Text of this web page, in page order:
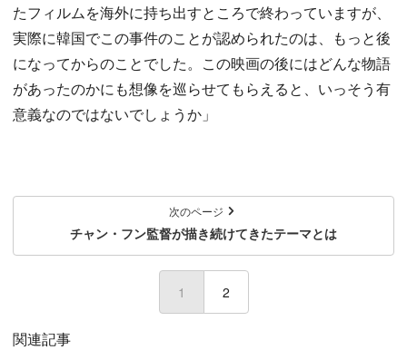
たフィルムを海外に持ち出すところで終わっていますが、
実際に韓国でこの事件のことが認められたのは、もっと後
になってからのことでした。この映画の後にはどんな物語
があったのかにも想像を巡らせてもらえると、いっそう有
意義なのではないでしょうか」
次のページ
チャン・フン監督が描き続けてきたテーマとは
1 (current)
2
関連記事